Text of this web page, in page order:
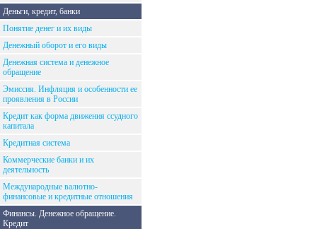
Деньги, кредит, банки
Понятие денег и их виды
Денежный оборот и его виды
Денежная система и денежное
обращение
Эмиссия. Инфляция и особенности ее
проявления в России
Кредит как форма движения ссудного
капитала
Кредитная система
Коммерческие банки и их
деятельность
Международные валютно-
финансовые и кредитные отношения
Финансы. Денежное обращение.
Кредит